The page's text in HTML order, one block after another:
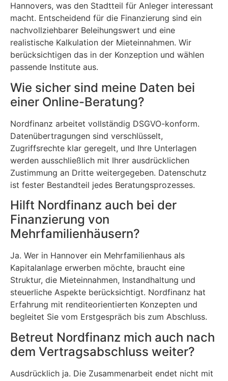
Hannovers, was den Stadtteil für Anleger interessant
macht. Entscheidend für die Finanzierung sind ein
nachvollziehbarer Beleihungswert und eine
realistische Kalkulation der Mieteinnahmen. Wir
berücksichtigen das in der Konzeption und wählen
passende Institute aus.
Wie sicher sind meine Daten bei
einer Online-Beratung?
Nordfinanz arbeitet vollständig DSGVO-konform.
Datenübertragungen sind verschlüsselt,
Zugriffsrechte klar geregelt, und Ihre Unterlagen
werden ausschließlich mit Ihrer ausdrücklichen
Zustimmung an Dritte weitergegeben. Datenschutz
ist fester Bestandteil jedes Beratungsprozesses.
Hilft Nordfinanz auch bei der
Finanzierung von
Mehrfamilienhäusern?
Ja. Wer in Hannover ein Mehrfamilienhaus als
Kapitalanlage erwerben möchte, braucht eine
Struktur, die Mieteinnahmen, Instandhaltung und
steuerliche Aspekte berücksichtigt. Nordfinanz hat
Erfahrung mit renditeorientierten Konzepten und
begleitet Sie vom Erstgespräch bis zum Abschluss.
Betreut Nordfinanz mich auch nach
dem Vertragsabschluss weiter?
Ausdrücklich ja. Die Zusammenarbeit endet nicht mit